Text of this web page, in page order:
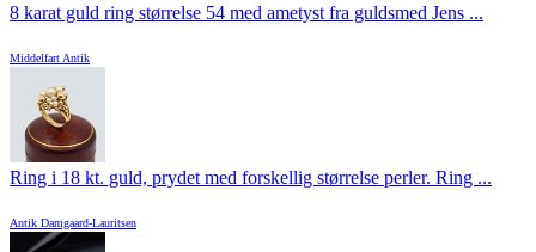
8 karat guld ring størrelse 54 med ametyst fra guldsmed Jens ...
Middelfart Antik
Ring i 18 kt. guld, prydet med forskellig størrelse perler. Ring ...
Antik Damgaard-Lauritsen